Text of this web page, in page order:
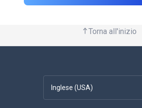
Torna all'inizio
Inglese (USA)